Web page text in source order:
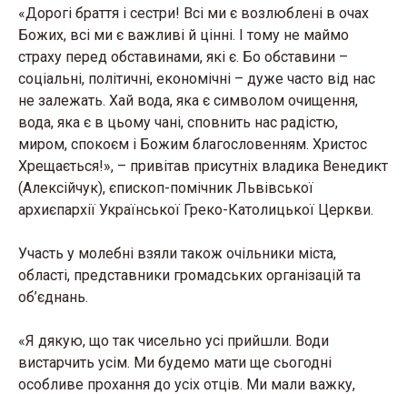
«Дорогі браття і сестри! Всі ми є возлюблені в очах
Божих, всі ми є важливі й цінні. І тому не маймо
страху перед обставинами, які є. Бо обставини –
соціальні, політичні, економічні – дуже часто від нас
не залежать. Хай вода, яка є символом очищення,
вода, яка є в цьому чані, сповнить нас радістю,
миром, спокоєм і Божим благословенням. Христос
Хрещається!», – привітав присутніх владика Венедикт
(Алексійчук), єпископ-помічник Львівської
архиєпархії Української Греко-Католицької Церкви.
Участь у молебні взяли також очільники міста,
області, представники громадських організацій та
об’єднань.
«Я дякую, що так чисельно усі прийшли. Води
вистарчить усім. Ми будемо мати ще сьогодні
особливе прохання до усіх отців. Ми мали важку,